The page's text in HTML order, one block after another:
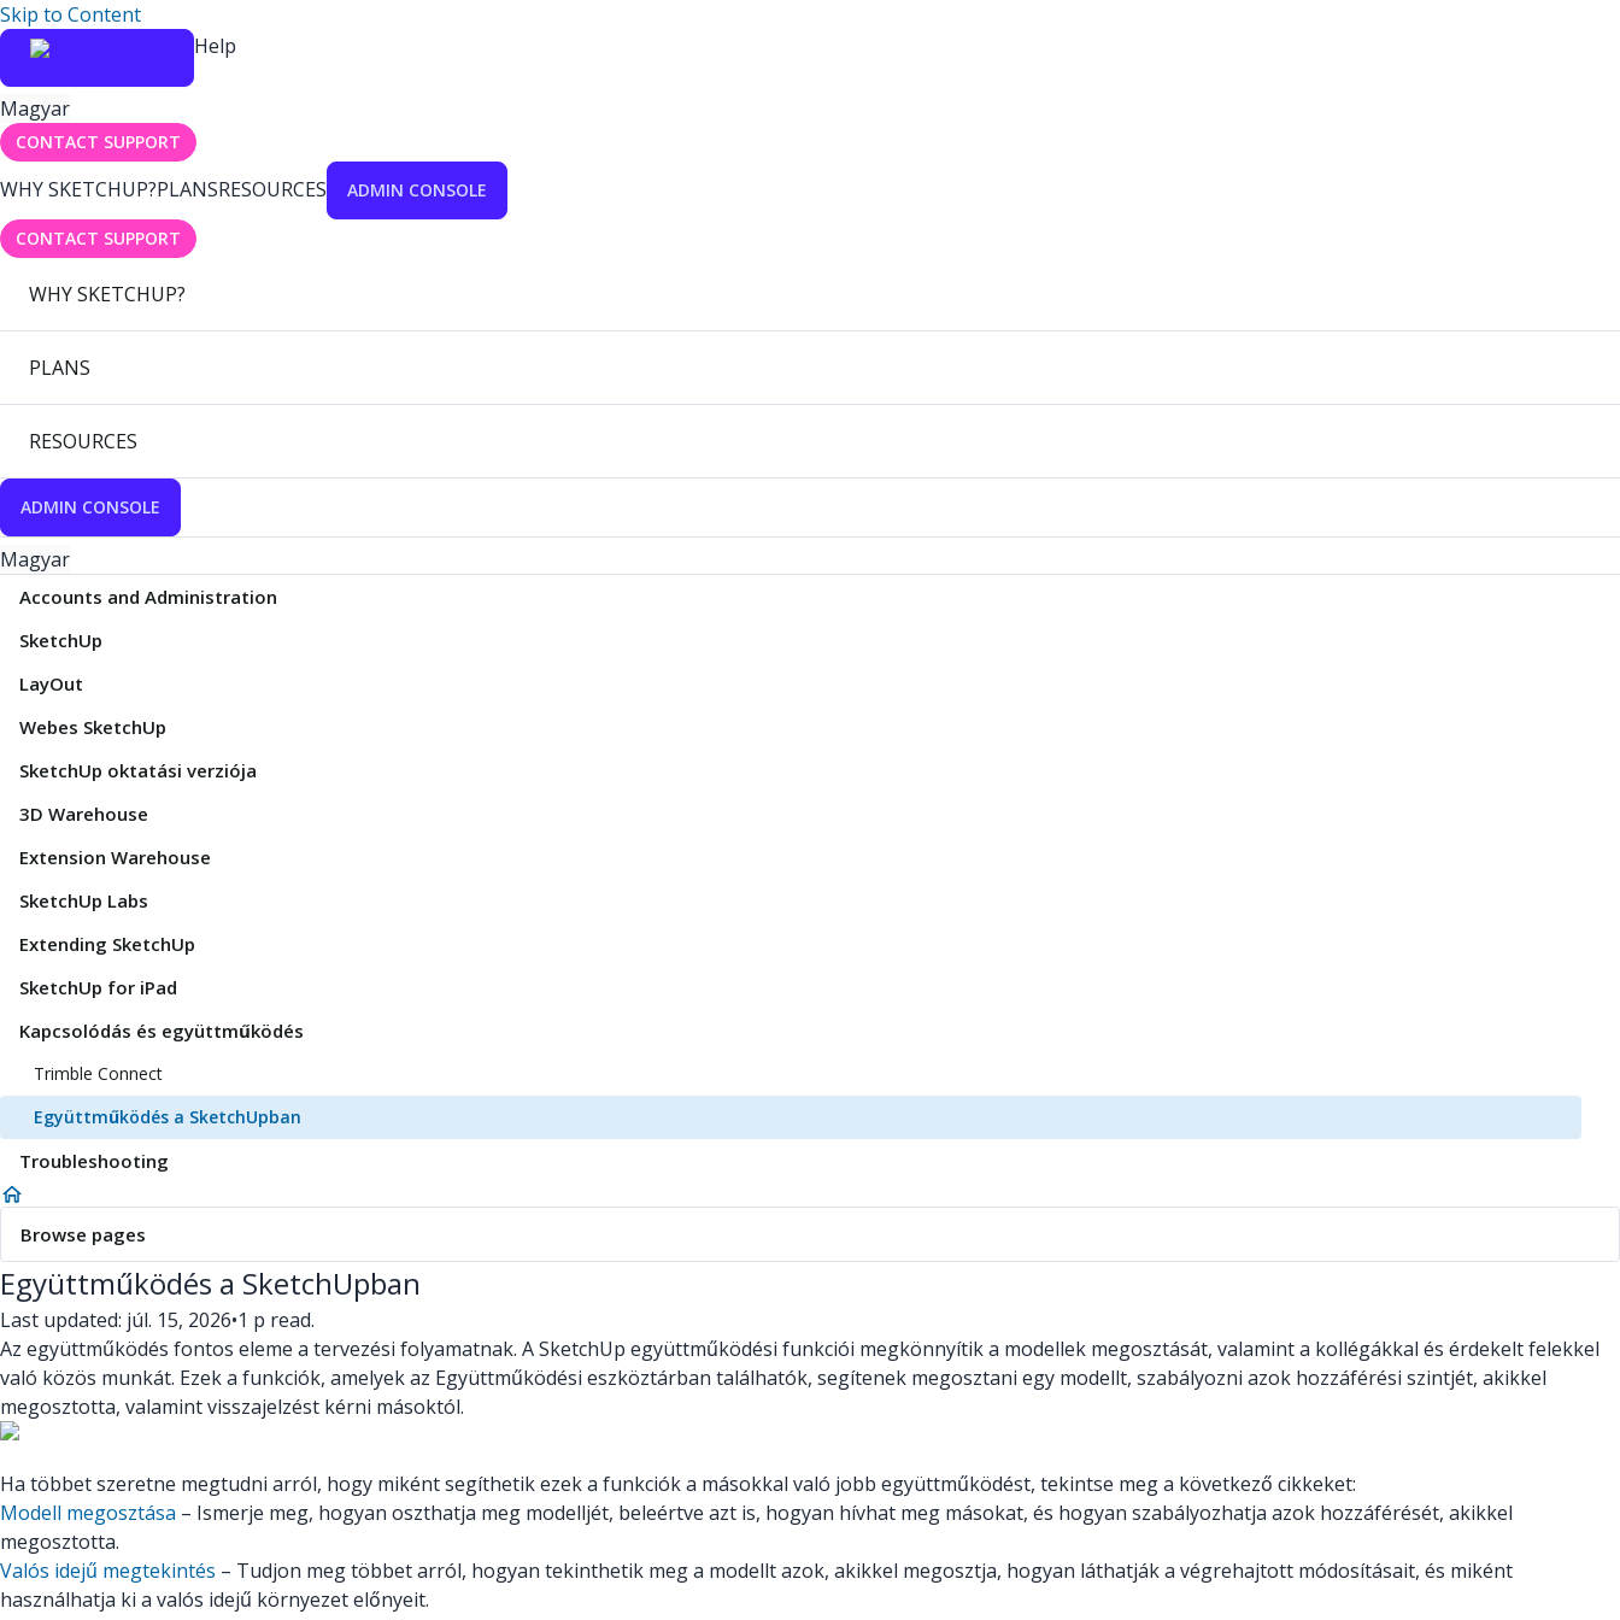
Skip to Content
Help
Magyar
CONTACT SUPPORT
WHY SKETCHUP?PLANSRESOURCES ADMIN CONSOLE
CONTACT SUPPORT
WHY SKETCHUP?
PLANS
RESOURCES
ADMIN CONSOLE
Magyar
Accounts and Administration
SketchUp
LayOut
Webes SketchUp
SketchUp oktatási verziója
3D Warehouse
Extension Warehouse
SketchUp Labs
Extending SketchUp
SketchUp for iPad
Kapcsolódás és együttműködés
Trimble Connect
Együttműködés a SketchUpban
Troubleshooting
Browse pages
Együttműködés a SketchUpban
Last updated: júl. 15, 2026•1 p read.
Az együttműködés fontos eleme a tervezési folyamatnak. A SketchUp együttműködési funkciói megkönnyítik a modellek megosztását, valamint a kollégákkal és érdekelt felekkel
való közös munkát. Ezek a funkciók, amelyek az Együttműködési eszköztárban találhatók, segítenek megosztani egy modellt, szabályozni azok hozzáférési szintjét, akikkel
megosztotta, valamint visszajelzést kérni másoktól.
Ha többet szeretne megtudni arról, hogy miként segíthetik ezek a funkciók a másokkal való jobb együttműködést, tekintse meg a következő cikkeket:
Modell megosztása – Ismerje meg, hogyan oszthatja meg modelljét, beleértve azt is, hogyan hívhat meg másokat, és hogyan szabályozhatja azok hozzáférését, akikkel
megosztotta.
Valós idejű megtekintés – Tudjon meg többet arról, hogyan tekinthetik meg a modellt azok, akikkel megosztja, hogyan láthatják a végrehajtott módosításait, és miként
használhatja ki a valós idejű környezet előnyeit.